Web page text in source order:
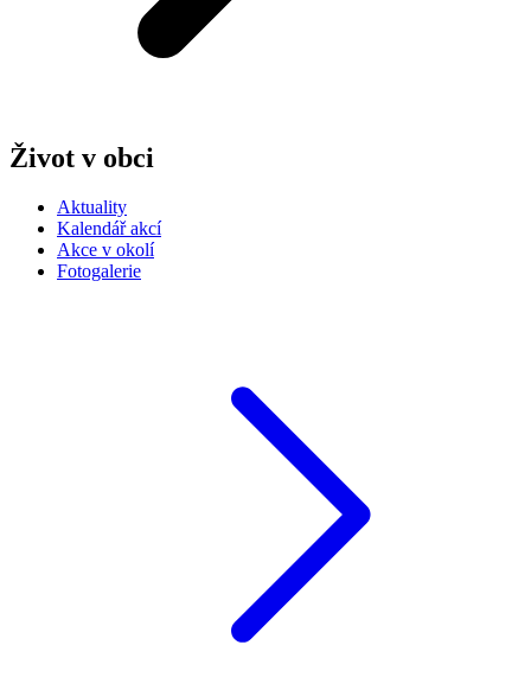
Život v obci
Aktuality
Kalendář akcí
Akce v okolí
Fotogalerie